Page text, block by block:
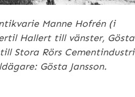
Manne Hofrén (i
Hallert till vänster, Gösta
Stora Rörs Cementindustri
Gösta Jansson.